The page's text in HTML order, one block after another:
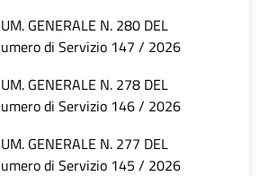
GENERALE N. 280 DEL
di Servizio 147 / 2026
GENERALE N. 278 DEL
di Servizio 146 / 2026
GENERALE N. 277 DEL
di Servizio 145 / 2026